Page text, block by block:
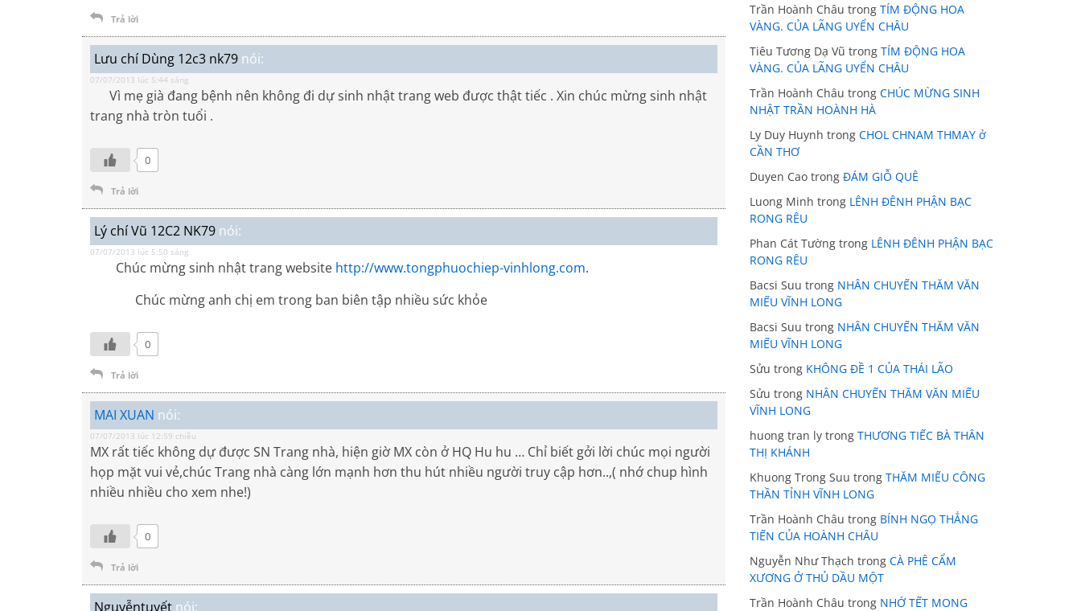
Trả lời
Lưu chí Dùng 12c3 nk79 nói:
07/07/2013 lúc 5:44 sáng
Vì mẹ già đang bệnh nên không đi dự sinh nhật trang web được thật tiếc . Xin chúc mừng sinh nhật
trang nhà tròn tuổi .
0
Trả lời
Lý chí Vũ 12C2 NK79 nói:
07/07/2013 lúc 5:50 sáng
Chúc mừng sinh nhật trang website http://www.tongphuochiep-vinhlong.com.
Chúc mừng anh chị em trong ban biên tập nhiều sức khỏe
0
Trả lời
MAI XUAN nói:
07/07/2013 lúc 12:59 chiều
MX rất tiếc không dự được SN Trang nhà, hiện giờ MX còn ở HQ Hu hu … Chỉ biết gởi lời chúc mọi người
họp mặt vui vẻ,chúc Trang nhà càng lớn mạnh hơn thu hút nhiều người truy cập hơn..,( nhớ chup hình
nhiều nhiều cho xem nhe!)
0
Trả lời
Nguyễntuyết nói:
Trần Hoành Châu trong TÍM ĐỘNG HOA
VÀNG. CỦA LÃNG UYỂN CHÂU
Tiêu Tương Dạ Vũ trong TÍM ĐỘNG HOA
VÀNG. CỦA LÃNG UYỂN CHÂU
Trần Hoành Châu trong CHÚC MỪNG SINH
NHẬT TRẦN HOÀNH HÀ
Ly Duy Huynh trong CHOL CHNAM THMAY ở
CẦN THƠ
Duyen Cao trong ĐÁM GIỖ QUÊ
Luong Minh trong LÊNH ĐÊNH PHẬN BẠC
RONG RÊU
Phan Cát Tường trong LÊNH ĐÊNH PHẬN BẠC
RONG RÊU
Bacsi Suu trong NHÂN CHUYẾN THĂM VĂN
MIẾU VĨNH LONG
Bacsi Suu trong NHÂN CHUYẾN THĂM VĂN
MIẾU VĨNH LONG
Sửu trong KHÔNG ĐỀ 1 CỦA THÁI LÃO
Sửu trong NHÂN CHUYẾN THĂM VĂN MIẾU
VĨNH LONG
huong tran ly trong THƯƠNG TIẾC BÀ THÂN
THỊ KHÁNH
Khuong Trong Suu trong THĂM MIẾU CÔNG
THẦN TỈNH VĨNH LONG
Trần Hoành Châu trong BÍNH NGỌ THẲNG
TIẾN CỦA HOÀNH CHÂU
Nguyễn Như Thạch trong CÀ PHÊ CẨM
XƯƠNG Ở THỦ DẦU MỘT
Trần Hoành Châu trong NHỚ TẾT MONG